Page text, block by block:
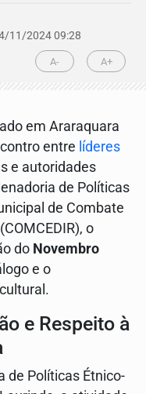
11/2024 09:28
A- A+
em Araraquara
entre líderes
e autoridades
de Políticas
de Combate
o
do Novembro
e o
e Respeito à
de Políticas Étnico-